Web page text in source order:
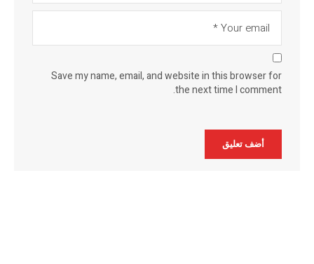
Save my name, email, and website in this browser for
the next time I comment.